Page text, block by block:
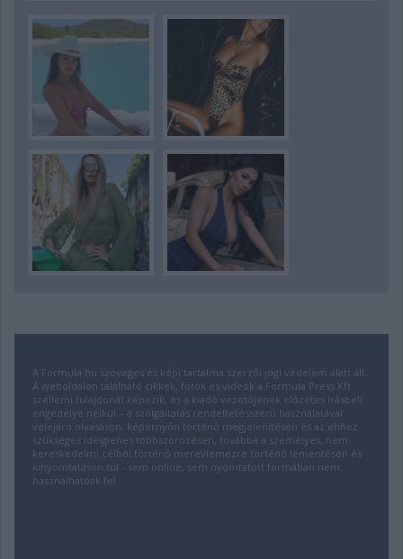
A Formula.hu szöveges és képi tartalma szerzői jogi védelem alatt áll.
A weboldalon található cikkek, fotók és videók a Formula Press Kft.
szellemi tulajdonát képezik, és a kiadó vezetőjének előzetes írásbeli
engedélye nélkül – a szolgáltatás rendeltetésszerű használatával
velejáró olvasáson, képernyőn történő megjelenítésen és az ehhez
szükséges ideiglenes többszörözésen, továbbá a személyes, nem-
kereskedelmi célból történő merevlemezre történő lementésen és
kinyomtatáson túl - sem online, sem nyomtatott formában nem
használhatóak fel.